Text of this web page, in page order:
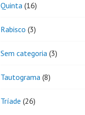
Quinta (16)
Rabisco (3)
Sem categoria (3)
Tautograma (8)
Tríade (26)